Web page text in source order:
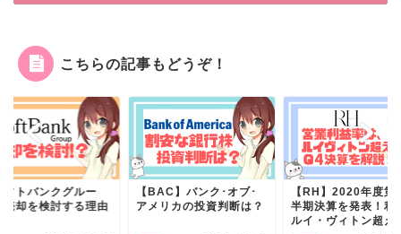
こちらの記事もどうぞ！
フトバンクグルー
売却を検討する理由
【BAC】バンク･オブ･
アメリカの投資判断は？
【RH】2020年度第
半期決算を発表！利
ルイ・ヴィトン超え